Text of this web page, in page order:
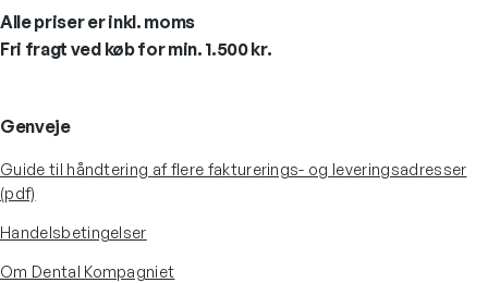
Alle priser er inkl. moms
Fri fragt ved køb for min. 1.500 kr.
Genveje
Guide til håndtering af flere fakturerings- og leveringsadresser
(pdf)
Handelsbetingelser
Om Dental Kompagniet